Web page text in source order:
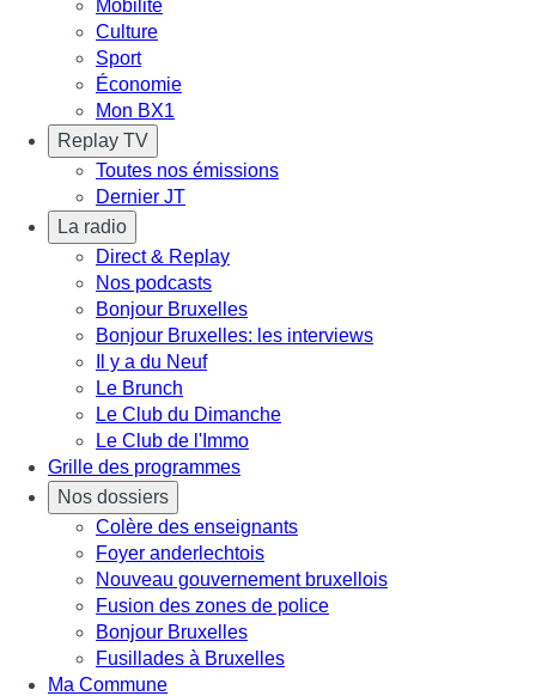
Mobilité
Culture
Sport
Économie
Mon BX1
Replay TV
Toutes nos émissions
Dernier JT
La radio
Direct & Replay
Nos podcasts
Bonjour Bruxelles
Bonjour Bruxelles: les interviews
Il y a du Neuf
Le Brunch
Le Club du Dimanche
Le Club de l'Immo
Grille des programmes
Nos dossiers
Colère des enseignants
Foyer anderlechtois
Nouveau gouvernement bruxellois
Fusion des zones de police
Bonjour Bruxelles
Fusillades à Bruxelles
Ma Commune